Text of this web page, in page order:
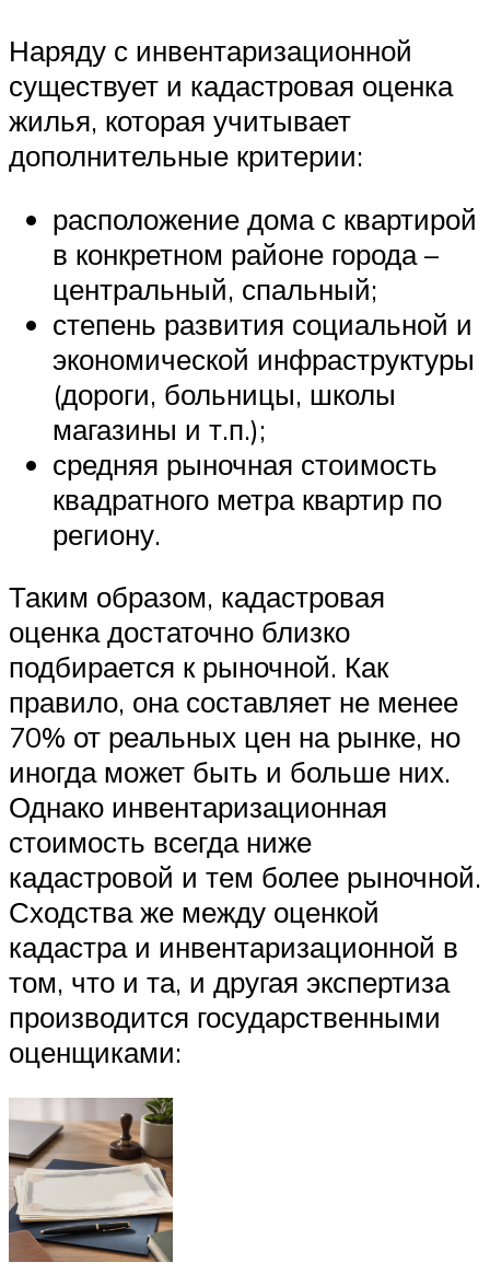
Наряду с инвентаризационной
существует и кадастровая оценка
жилья, которая учитывает
дополнительные критерии:
расположение дома с квартирой
в конкретном районе города –
центральный, спальный;
степень развития социальной и
экономической инфраструктуры
(дороги, больницы, школы
магазины и т.п.);
средняя рыночная стоимость
квадратного метра квартир по
региону.
Таким образом, кадастровая
оценка достаточно близко
подбирается к рыночной. Как
правило, она составляет не менее
70% от реальных цен на рынке, но
иногда может быть и больше них.
Однако инвентаризационная
стоимость всегда ниже
кадастровой и тем более рыночной.
Сходства же между оценкой
кадастра и инвентаризационной в
том, что и та, и другая экспертиза
производится государственными
оценщиками: